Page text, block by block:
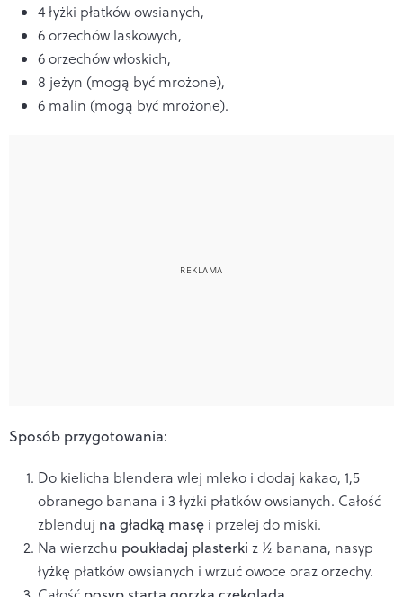
4 łyżki płatków owsianych,
6 orzechów laskowych,
6 orzechów włoskich,
8 jeżyn (mogą być mrożone),
6 malin (mogą być mrożone).
Sposób przygotowania:
Do kielicha blendera wlej mleko i dodaj kakao, 1,5
obranego banana i 3 łyżki płatków owsianych. Całość
zblenduj na gładką masę i przelej do miski.
Na wierzchu poukładaj plasterki z ½ banana, nasyp
łyżkę płatków owsianych i wrzuć owoce oraz orzechy.